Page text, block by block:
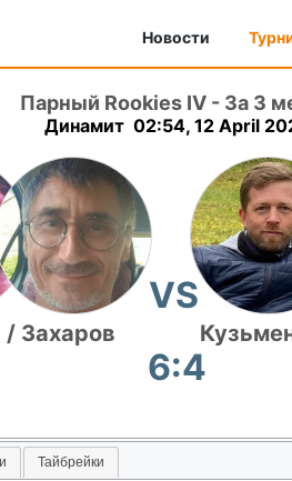
Новости
Парный Rookies IV - За 3
Динамит 02:54, 12 April
/ Захаров
VS
6:4
Тайбрейки